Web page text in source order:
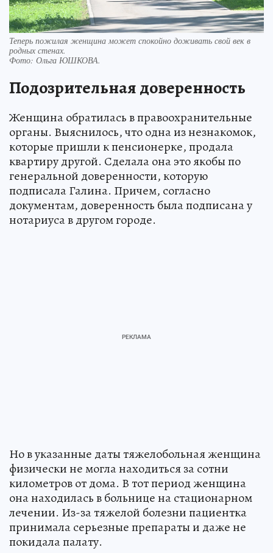
Теперь пожилая женщина может спокойно доживать свой век в
родных стенах.
Фото: Ольга ЮШКОВА.
Подозрительная доверенность
Женщина обратилась в правоохранительные
органы. Выяснилось, что одна из незнакомок,
которые пришли к пенсионерке, продала
квартиру другой. Сделала она это якобы по
генеральной доверенности, которую
подписала Галина. Причем, согласно
документам, доверенность была подписана у
нотариуса в другом городе.
Но в указанные даты тяжелобольная женщина
физически не могла находиться за сотни
километров от дома. В тот период женщина
она находилась в больнице на стационарном
лечении. Из-за тяжелой болезни пациентка
принимала серьезные препараты и даже не
покидала палату.